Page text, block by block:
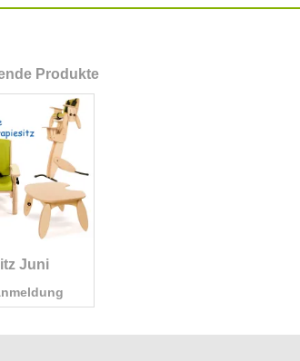
Produkte
Juni